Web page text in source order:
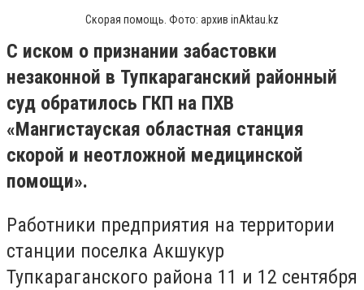
Скорая помощь. Фото: архив inAktau.kz
С иском о признании забастовки
незаконной в Тупкараганский районный
суд обратилось ГКП на ПХВ
«Мангистауская областная станция
скорой и неотложной медицинской
помощи».
Работники предприятия на территории
станции поселка Акшукур
Тупкараганского района 11 и 12 сентября